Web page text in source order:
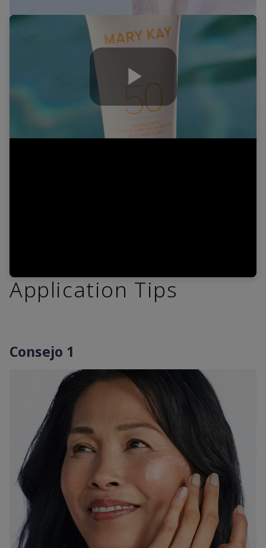
Play
Application Tips
Consejo 1